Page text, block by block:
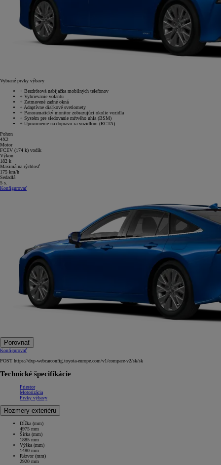
Vybrané prvky výbavy
+ Bezdrôtová nabíjačka mobilných telefónov
+ Vyhrievanie volantu
+ Zatmavené zadné okná
+ Adaptívne diaľkové svetlomety
+ Panoramatický monitor zobrazujúci okolie vozidla
+ Systém pre sledovanie mŕtvého uhla (BSM)
+ Upozornenie na dopravu za vozidlom (RCTA)
Pohon
4X2
Motor
FCEV (174 k) vodík
Výkon
182 k
Maximálna rýchlosť
175 km/h
Sedadlá
5 s.
Konfigurovať
Porovnať
Konfigurovať
POST https://dxp-webcarconfig.toyota-europe.com/v1/compare-v2/sk/sk
Technické špecifikácie
Priestor
Motorizácia
Prvky výbavy
Rozmery exteriéru
Dĺžka (mm)
4975 mm
Šírka (mm)
1885 mm
Výška (mm)
1480 mm
Rázvor (mm)
2920 mm